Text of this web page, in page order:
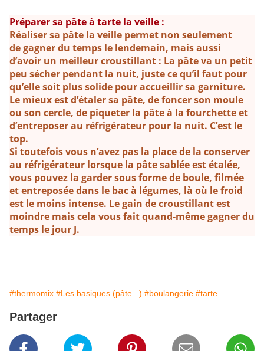
Préparer sa pâte à tarte la veille :
Réaliser sa pâte la veille permet non seulement
de gagner du temps le lendemain, mais aussi
d’avoir un meilleur croustillant : La pâte va un petit
peu sécher pendant la nuit, juste ce qu’il faut pour
qu’elle soit plus solide pour accueillir sa garniture.
Le mieux est d’étaler sa pâte, de foncer son moule
ou son cercle, de piqueter la pâte à la fourchette et
d’entreposer au réfrigérateur pour la nuit. C’est le
top.
Si toutefois vous n’avez pas la place de la conserver
au réfrigérateur lorsque la pâte sablée est étalée,
vous pouvez la garder sous forme de boule, filmée
et entreposée dans le bac à légumes, là où le froid
est le moins intense. Le gain de croustillant est
moindre mais cela vous fait quand-même gagner du
temps le jour J.
#thermomix #Les basiques (pâte...) #boulangerie #tarte
Partager